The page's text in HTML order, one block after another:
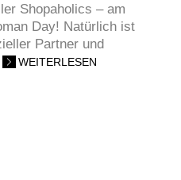
Shopaholics – am
Day! Natürlich ist
Partner und
WEITERLESEN